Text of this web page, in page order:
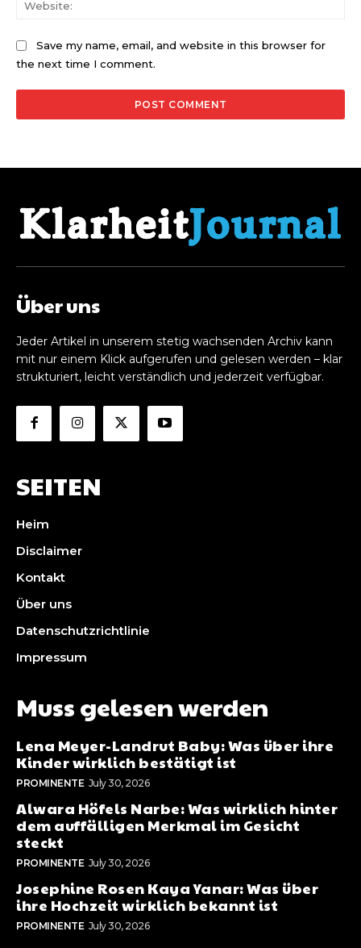
Save my name, email, and website in this browser for
the next time I comment.
Über uns
Jeder Artikel in unserem stetig wachsenden Archiv kann
mit nur einem Klick aufgerufen und gelesen werden – klar
strukturiert, leicht verständlich und jederzeit verfügbar.
SEITEN
Heim
Disclaimer
Kontakt
Über uns
Datenschutzrichtlinie
Impressum
Muss gelesen werden
Lena Meyer-Landrut Baby: Was über ihre
Kinder wirklich bestätigt ist
PROMINENTE July 30, 2026
Alwara Höfels Narbe: Was wirklich hinter
dem auffälligen Merkmal im Gesicht
steckt
PROMINENTE July 30, 2026
Josephine Rosen Kaya Yanar: Was über
ihre Hochzeit wirklich bekannt ist
PROMINENTE July 30, 2026